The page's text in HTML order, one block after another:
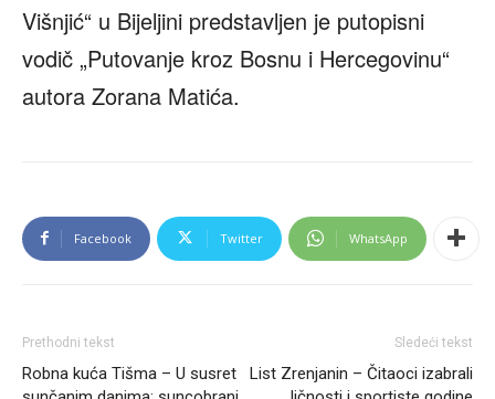
Višnjić“ u Bijeljini predstavljen je putopisni
vodič „Putovanje kroz Bosnu i Hercegovinu“
autora Zorana Matića.
Facebook Twitter WhatsApp
Prethodni tekst
Robna kuća Tišma – U susret
Sledeći tekst
List Zrenjanin – Čitaoci izabrali